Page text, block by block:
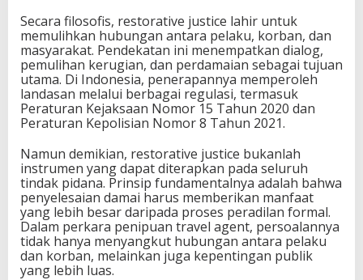
Secara filosofis, restorative justice lahir untuk
memulihkan hubungan antara pelaku, korban, dan
masyarakat. Pendekatan ini menempatkan dialog,
pemulihan kerugian, dan perdamaian sebagai tujuan
utama. Di Indonesia, penerapannya memperoleh
landasan melalui berbagai regulasi, termasuk
Peraturan Kejaksaan Nomor 15 Tahun 2020 dan
Peraturan Kepolisian Nomor 8 Tahun 2021.
Namun demikian, restorative justice bukanlah
instrumen yang dapat diterapkan pada seluruh
tindak pidana. Prinsip fundamentalnya adalah bahwa
penyelesaian damai harus memberikan manfaat
yang lebih besar daripada proses peradilan formal.
Dalam perkara penipuan travel agent, persoalannya
tidak hanya menyangkut hubungan antara pelaku
dan korban, melainkan juga kepentingan publik
yang lebih luas.